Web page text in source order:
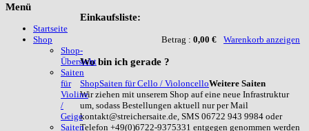
Einkaufsliste:
Betrag : 0,00 € Warenkorb anzeigen
Wobin ich gerade ?
ShopSaiten für Cello / VioloncelloWeitere Saiten
Wir ziehen mit unserem Shop auf eine neue Infrastruktur
um, sodass Bestellungen aktuell nur per Mail
kontakt@streichersaite.de, SMS 06722 943 9984 oder
Telefon +49(0)6722-9375331 entgegen genommen werden
Menü
Startseite
Shop
Shop-
Übersicht
Saiten
für
Violine
/
Geige
Saiten